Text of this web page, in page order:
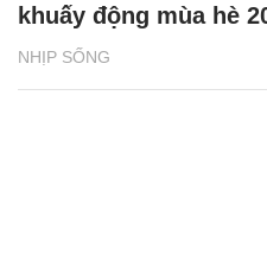
NHỊP SỐNG
khuấy động mùa hè